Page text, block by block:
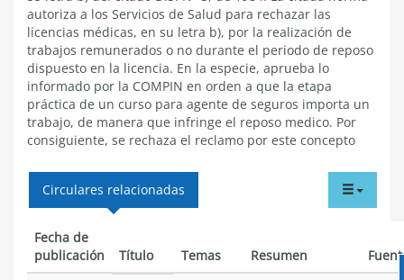
autoriza a los Servicios de Salud para rechazar las
licencias médicas, en su letra b), por la realización de
trabajos remunerados o no durante el periodo de reposo
dispuesto en la licencia. En la especie, aprueba lo
informado por la COMPIN en orden a que la etapa
práctica de un curso para agente de seguros importa un
trabajo, de manera que infringe el reposo medico. Por
consiguiente, se rechaza el reclamo por este concepto
menu
Circulares relacionadas
Fecha de
publicación
Título Temas Resumen